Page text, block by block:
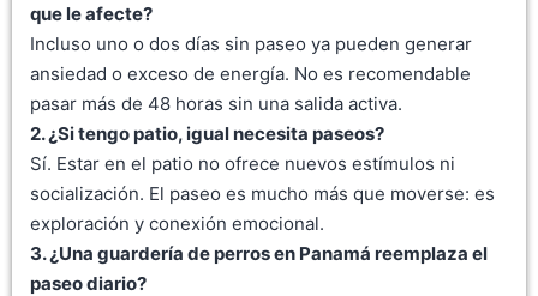
que le afecte?
Incluso uno o dos días sin paseo ya pueden generar
ansiedad o exceso de energía. No es recomendable
pasar más de 48 horas sin una salida activa.
2. ¿Si tengo patio, igual necesita paseos?
Sí. Estar en el patio no ofrece nuevos estímulos ni
socialización. El paseo es mucho más que moverse: es
exploración y conexión emocional.
3. ¿Una guardería de perros en Panamá reemplaza el
paseo diario?